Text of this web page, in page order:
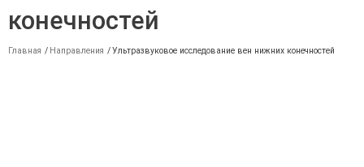
конечностей
Главная / Направления /Ультразвуковое исследование вен нижних конечностей